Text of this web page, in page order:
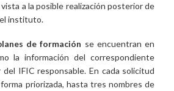
a la posible realización posterior de
instituto.
de formación se encuentran en
la información del correspondiente
IFIC responsable. En cada solicitud
priorizada, hasta tres nombres de